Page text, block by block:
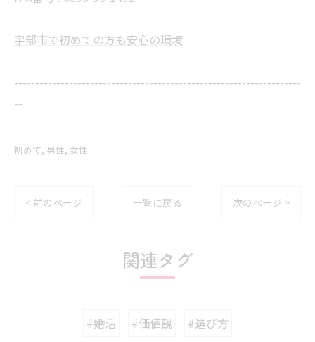
宇部市で初めての方も安心の環境
--------------------------------------------------------------------
--
初めて 男性 女性
< 前のページ 一覧に戻る 次のページ >
関連タグ
#婚活 #価値観 #選び方